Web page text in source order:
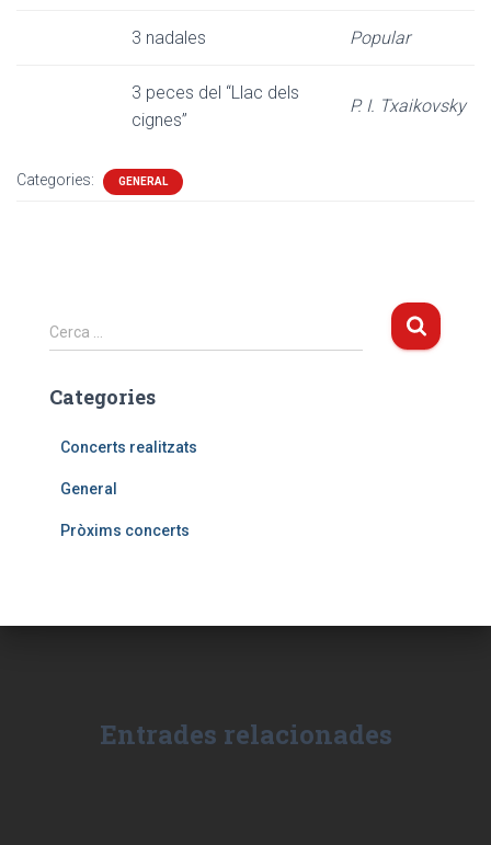
3 nadales Popular
3 peces del “Llac dels
cignes”
P. I. Txaikovsky
Categories: GENERAL
C
e
c
Cerca …
Categories
Concerts realitzats
General
Pròxims concerts
Entrades relacionades